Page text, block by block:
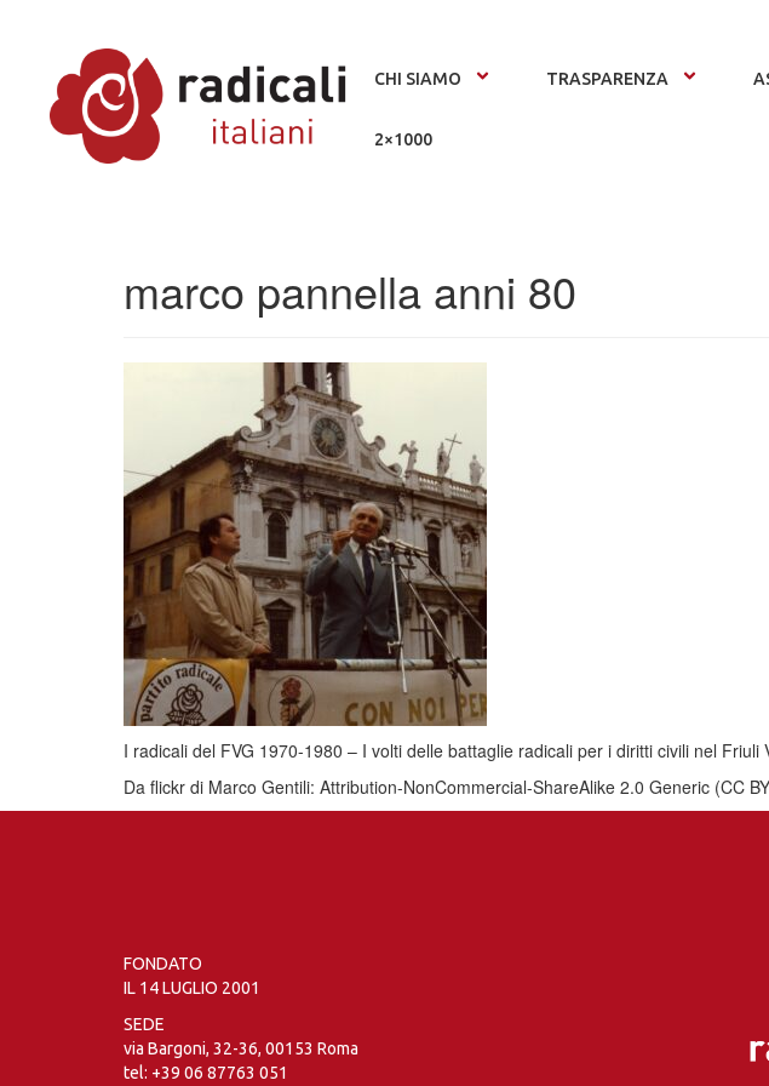
CHI SIAMO TRASPARENZA
2×1000
marco pannella anni 80
I radicali del FVG 1970-1980 – I volti delle battaglie radicali per i diritti civili nel Friuli
Da flickr di Marco Gentili: Attribution-NonCommercial-ShareAlike 2.0 Generic (CC
FONDATO
IL 14 LUGLIO 2001
SEDE
via Bargoni, 32-36, 00153 Roma
tel: +39 06 87763 051